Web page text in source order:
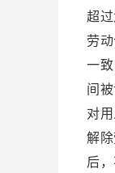
超
劳
一
间
对
解
后